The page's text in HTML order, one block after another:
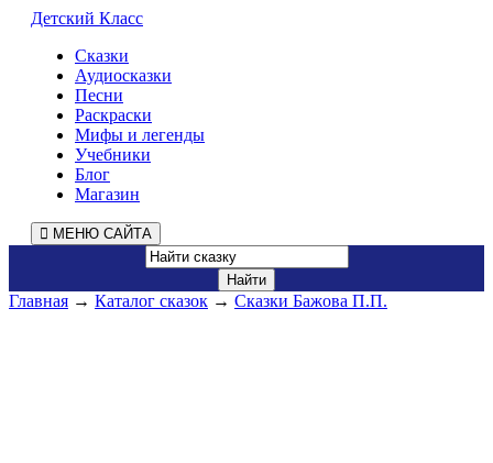
Детский Класс
Сказки
Аудиосказки
Песни
Раскраски
Мифы и легенды
Учебники
Блог
Магазин
МЕНЮ САЙТА
Главная → Каталог сказок → Сказки Бажова П.П.